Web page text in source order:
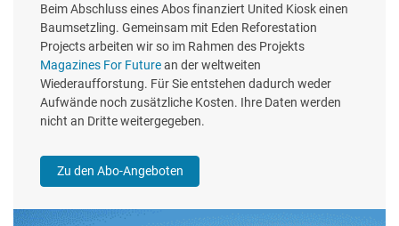
Beim Abschluss eines Abos finanziert United Kiosk einen
Baumsetzling. Gemeinsam mit Eden Reforestation
Projects arbeiten wir so im Rahmen des Projekts
Magazines For Futurean der weltweiten
Wiederaufforstung. Für Sie entstehen dadurch weder
Aufwände noch zusätzliche Kosten. Ihre Daten werden
nicht an Dritte weitergegeben.
Zu den Abo-Angeboten